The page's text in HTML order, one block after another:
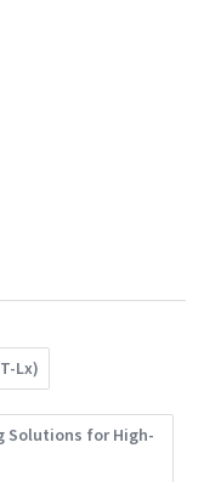
Lx)
Solutions for High-